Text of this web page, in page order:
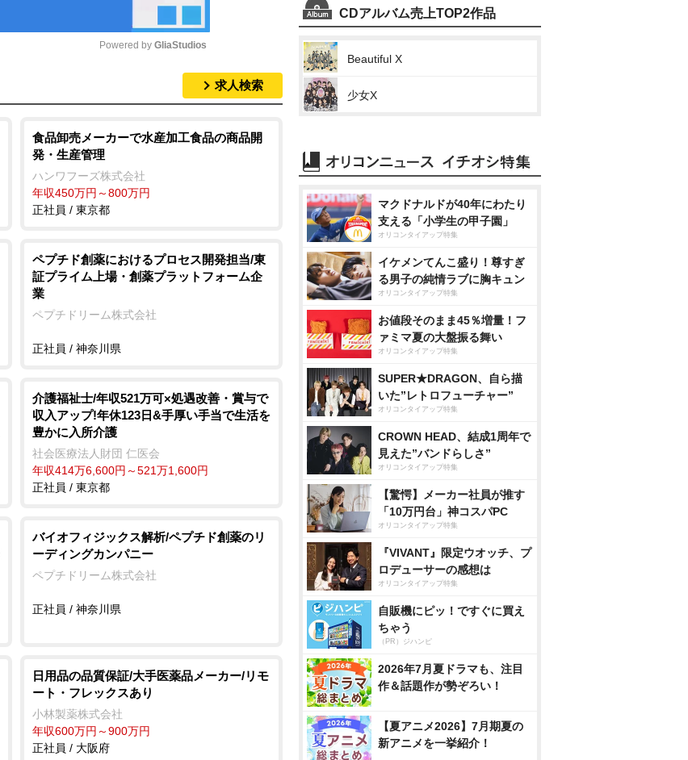
t
Powered by GliaStudios
求人検索
食品卸売メーカーで水産加工食品の商品開
発・生産管理
ハンワフーズ株式会社
年収450万円～800万円
正社員 / 東京都
ペプチド創薬におけるプロセス開発担当/東
証プライム上場・創薬プラットフォーム企
業
ペプチドリーム株式会社
正社員 / 神奈川県
介護福祉士/年収521万可×処遇改善・賞与で
収入アップ!年休123日&手厚い手当で生活を
豊かに入所介護
社会医療法人財団 仁医会
年収414万6,600円～521万1,600円
正社員 / 東京都
バイオフィジックス解析/ペプチド創薬のリ
ーディングカンパニー
ペプチドリーム株式会社
正社員 / 神奈川県
日用品の品質保証/大手医薬品メーカー/リモ
ート・フレックスあり
小林製薬株式会社
年収600万円～900万円
正社員 / 大阪府
CDアルバム売上TOP2作品
Beautiful X
少女X
マクドナルドが40年にわたり
支える「小学生の甲子園」
オリコンタイアップ特集
イケメンてんこ盛り！尊すぎ
る男子の純情ラブに胸キュン
オリコンタイアップ特集
お値段そのまま45％増量！フ
ァミマ夏の大盤振る舞い
オリコンタイアップ特集
SUPER★DRAGON、自ら描
いた”レトロフューチャー”
オリコンタイアップ特集
CROWN HEAD、結成1周年で
見えた”バンドらしさ”
オリコンタイアップ特集
【驚愕】メーカー社員が推す
「10万円台」神コスパPC
オリコンタイアップ特集
『VIVANT』限定ウオッチ、プ
ロデューサーの感想は
オリコンタイアップ特集
自販機にピッ！ですぐに買え
ちゃう
（PR）ジハンピ
2026年7月夏ドラマも、注目
作＆話題作が勢ぞろい！
【夏アニメ2026】7月期夏の
新アニメを一挙紹介！